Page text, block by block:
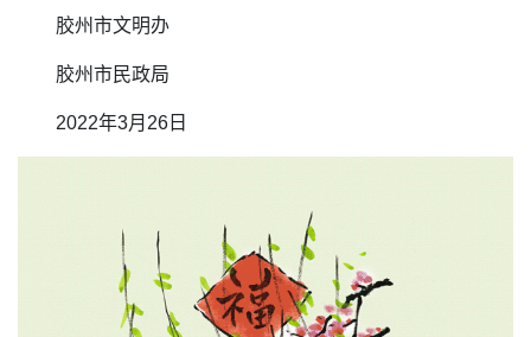
胶州市文明办
胶州市民政局
2022年3月26日